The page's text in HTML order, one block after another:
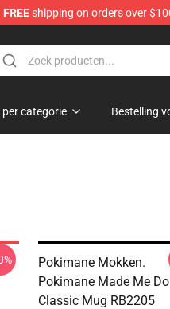
FREEshipping on orders over
per categorie Bestelling
Pokimane Mokken.
Pokimane Made Me
Classic Mug RB2205